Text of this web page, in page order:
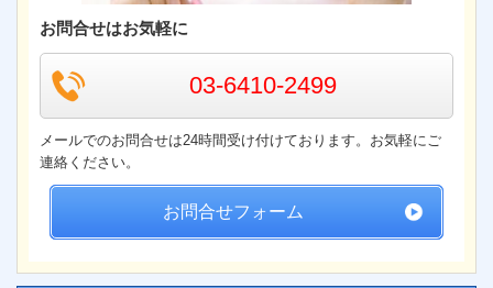
お問合せはお気軽に
03-6410-2499
メールでのお問合せは24時間受け付けております。お気軽にご
連絡ください。
お問合せフォーム